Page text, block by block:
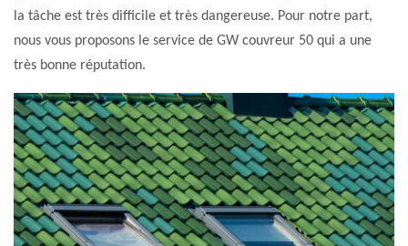
la tâche est très difficile et très dangereuse. Pour notre part,
nous vous proposons le service de GW couvreur 50 qui a une
très bonne réputation.